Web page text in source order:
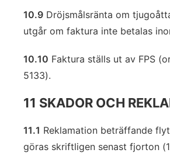
10.9 Dröjsmålsränta om
utgår om faktura inte betalas
10.10 Faktura ställs ut av FPS
5133).
11 SKADOR OCH
11.1 Reklamation beträffande
göras skriftligen senast fjorton